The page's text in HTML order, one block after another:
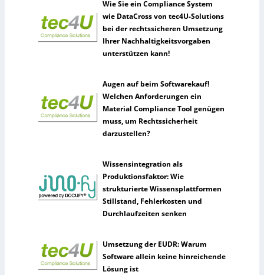
Wie Sie ein Compliance System
wie DataCross von tec4U-Solutions
bei der rechtssicheren Umsetzung
Ihrer Nachhaltigkeitsvorgaben
unterstützen kann!
Augen auf beim Softwarekauf!
Welchen Anforderungen ein
Material Compliance Tool genügen
muss, um Rechtssicherheit
darzustellen?
Wissensintegration als
Produktionsfaktor: Wie
strukturierte Wissensplattformen
Stillstand, Fehlerkosten und
Durchlaufzeiten senken
Umsetzung der EUDR: Warum
Software allein keine hinreichende
Lösung ist